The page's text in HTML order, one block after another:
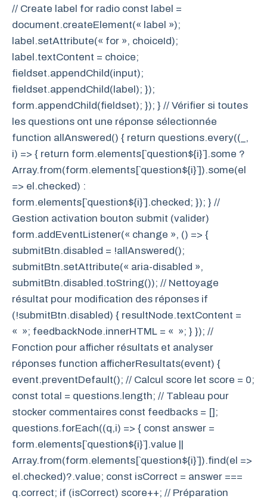
// Create label for radio const label =
document.createElement(« label »);
label.setAttribute(« for », choiceId);
label.textContent = choice;
fieldset.appendChild(input);
fieldset.appendChild(label); });
form.appendChild(fieldset); }); } // Vérifier si toutes
les questions ont une réponse sélectionnée
function allAnswered() { return questions.every((_,
i) => { return form.elements[`question${i}`].some ?
Array.from(form.elements[`question${i}`]).some(el
=> el.checked) :
form.elements[`question${i}`].checked; }); } //
Gestion activation bouton submit (valider)
form.addEventListener(« change », () => {
submitBtn.disabled = !allAnswered();
submitBtn.setAttribute(« aria-disabled »,
submitBtn.disabled.toString()); // Nettoyage
résultat pour modification des réponses if
(!submitBtn.disabled) { resultNode.textContent =
« »; feedbackNode.innerHTML = « »; } }); //
Fonction pour afficher résultats et analyser
réponses function afficherResultats(event) {
event.preventDefault(); // Calcul score let score = 0;
const total = questions.length; // Tableau pour
stocker commentaires const feedbacks = [];
questions.forEach((q,i) => { const answer =
form.elements[`question${i}`].value ||
Array.from(form.elements[`question${i}`]).find(el =>
el.checked)?.value; const isCorrect = answer ===
q.correct; if (isCorrect) score++; // Préparation